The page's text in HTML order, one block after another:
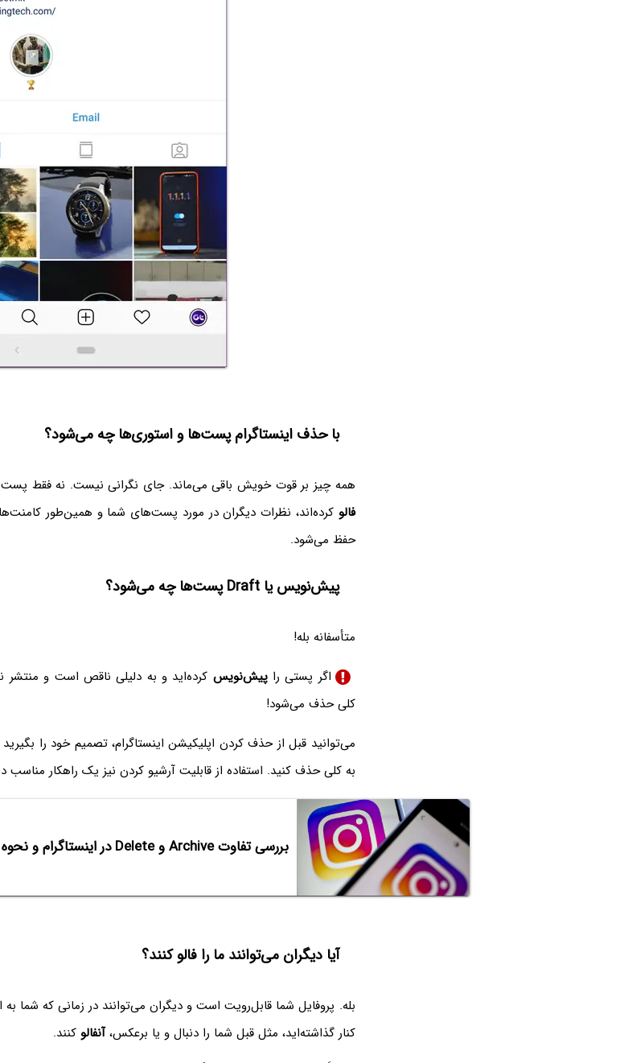
با حذف اینستاگرام پست‌ها و استوری‌ها چه می‌شود؟
همه چیز بر قوت خویش باقی می‌ماند. جای نگرانی نیست. نه فقط
فالو کرده‌اند، نظرات دیگران در مورد پست‌های شما و همین‌طور
حفظ می‌شود.
پیش‌نویس یا Draft پست‌ها چه می‌شود؟
متأسفانه بله!
اگر پستی راپیش‌نویس کرده‌اید و به دلیلی ناقص است و منتشر
کلی حذف می‌شود!
می‌توانید قبل از حذف کردن اپلیکیشن اینستاگرام، تصمیم خود را
به کلی حذف کنید. استفاده از قابلیت آرشیو کردن نیز یک راهکار مناسب
بررسی تفاوت Archive و Delete در اینستاگرام و نحوه آرشیو کردن و دیلیت کردن پست‌ها
آیا دیگران می‌توانند ما را فالو کنند؟
بله. پروفایل شما قابل‌رویت است و دیگران می‌توانند در زمانی که شما به
کنار گذاشته‌اید، مثل قبل شما را دنبال و یا برعکس،آنفالو کنند.